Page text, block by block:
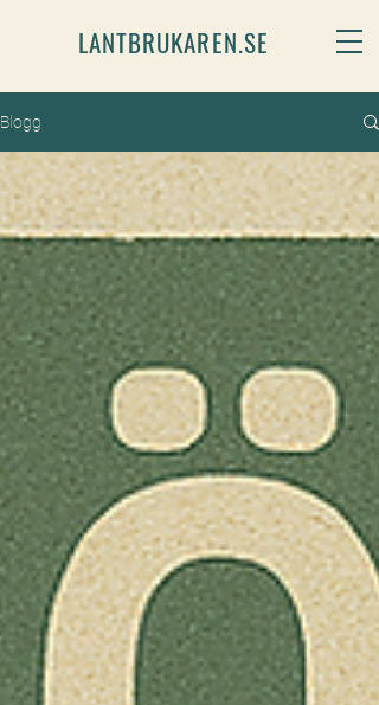
LANTBRUKAREN.SE
Blogg